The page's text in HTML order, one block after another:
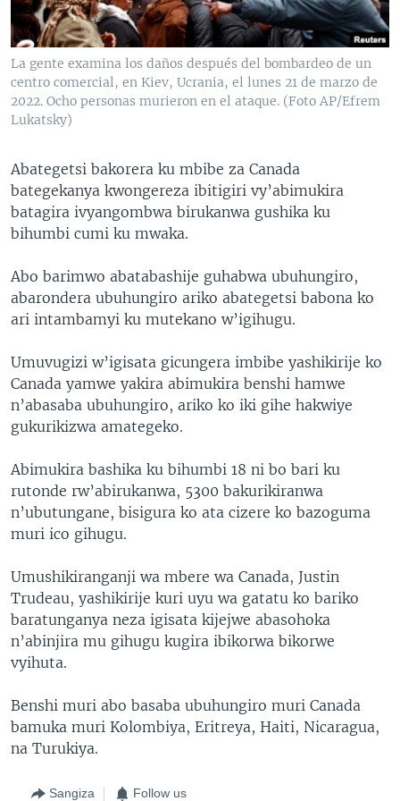
La gente examina los daños después del bombardeo de un
centro comercial, en Kiev, Ucrania, el lunes 21 de marzo de
2022. Ocho personas murieron en el ataque. (Foto AP/Efrem
Lukatsky)
Abategetsi bakorera ku mbibe za Canada
bategekanya kwongereza ibitigiri vy’abimukira
batagira ivyangombwa birukanwa gushika ku
bihumbi cumi ku mwaka.
Abo barimwo abatabashije guhabwa ubuhungiro,
abarondera ubuhungiro ariko abategetsi babona ko
ari intambamyi ku mutekano w’igihugu.
Umuvugizi w’igisata gicungera imbibe yashikirije ko
Canada yamwe yakira abimukira benshi hamwe
n’abasaba ubuhungiro, ariko ko iki gihe hakwiye
gukurikizwa amategeko.
Abimukira bashika ku bihumbi 18 ni bo bari ku
rutonde rw’abirukanwa, 5300 bakurikiranwa
n’ubutungane, bisigura ko ata cizere ko bazoguma
muri ico gihugu.
Umushikiranganji wa mbere wa Canada, Justin
Trudeau, yashikirije kuri uyu wa gatatu ko bariko
baratunganya neza igisata kijejwe abasohoka
n’abinjira mu gihugu kugira ibikorwa bikorwe
vyihuta.
Benshi muri abo basaba ubuhungiro muri Canada
bamuka muri Kolombiya, Eritreya, Haiti, Nicaragua,
na Turukiya.
Sangiza Follow us